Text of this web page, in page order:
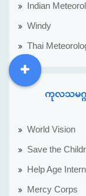
Indian
Windy
Thai
ကုလသမဂ္ဂ
World Vision
Save the
Help Age
Mercy Corps